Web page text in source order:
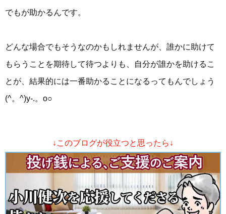
でもが助かるんです。
どんな場合でもそうなのかもしれませんが、誰かに助けて
もらうことを期待して待つよりも、自分が誰かを助けるこ
とが、結果的には一番助かることになるってもんでしょう
(^。^)y-.。o○
↓このブログが役立つと思ったら↓